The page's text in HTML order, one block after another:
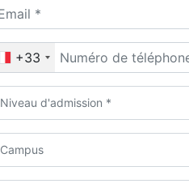
+33
Niveau d'admission *
Campus